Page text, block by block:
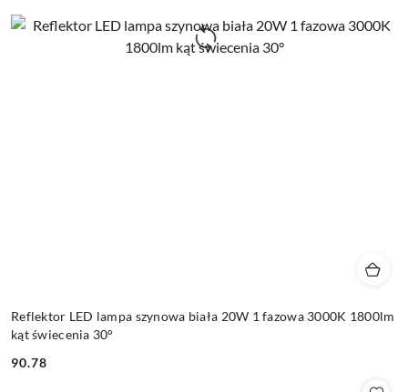
Reflektor LED lampa szynowa biała 20W 1 fazowa 3000K 1800lm
kąt świecenia 30°
Cena:
90.78